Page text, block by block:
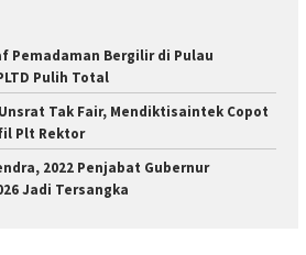
Pemadaman Bergilir di Pulau
Pulih Total
Tak Fair, Mendiktisaintek Copot
Plt Rektor
2022 Penjabat Gubernur
Jadi Tersangka